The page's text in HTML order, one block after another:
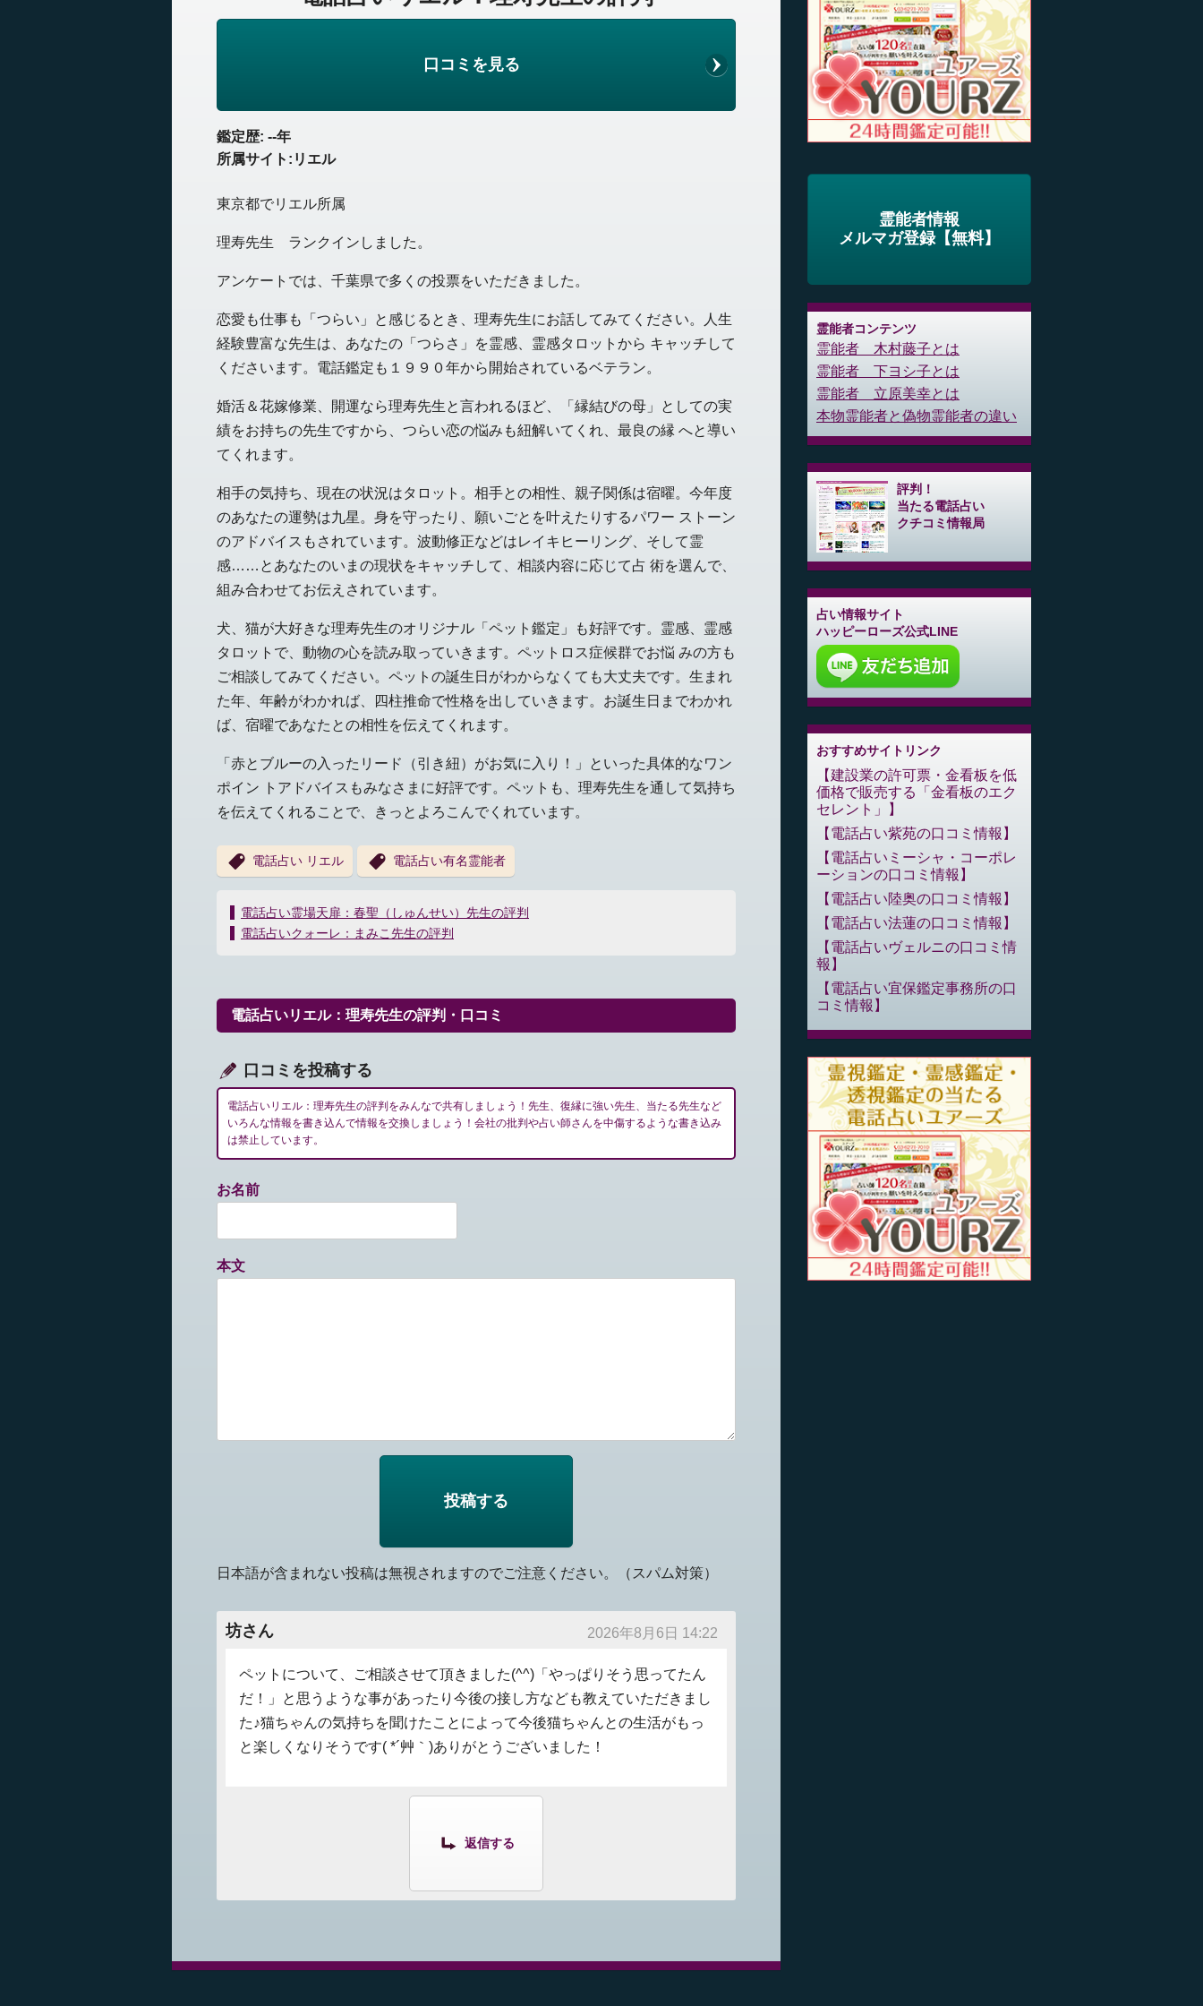
口コミを見る
鑑定歴: --年
所属サイト:リエル
東京都でリエル所属
理寿先生 ランクインしました。
アンケートでは、千葉県で多くの投票をいただきました。
恋愛も仕事も「つらい」と感じるとき、理寿先生にお話してみてください。人生
経験豊富な先生は、あなたの「つらさ」を霊感、霊感タロットから キャッチして
くださいます。電話鑑定も１９９０年から開始されているベテラン。
婚活＆花嫁修業、開運なら理寿先生と言われるほど、「縁結びの母」としての実
績をお持ちの先生ですから、つらい恋の悩みも紐解いてくれ、最良の縁 へと導い
てくれます。
相手の気持ち、現在の状況はタロット。相手との相性、親子関係は宿曜。今年度
のあなたの運勢は九星。身を守ったり、願いごとを叶えたりするパワー ストーン
のアドバイスもされています。波動修正などはレイキヒーリング、そして霊
感……とあなたのいまの現状をキャッチして、相談内容に応じて占 術を選んで、
組み合わせてお伝えされています。
犬、猫が大好きな理寿先生のオリジナル「ペット鑑定」も好評です。霊感、霊感
タロットで、動物の心を読み取っていきます。ペットロス症候群でお悩 みの方も
ご相談してみてください。ペットの誕生日がわからなくても大丈夫です。生まれ
た年、年齢がわかれば、四柱推命で性格を出していきます。お誕生日までわかれ
ば、宿曜であなたとの相性を伝えてくれます。
「赤とブルーの入ったリード（引き紐）がお気に入り！」といった具体的なワン
ポイン トアドバイスもみなさまに好評です。ペットも、理寿先生を通して気持ち
を伝えてくれることで、きっとよろこんでくれています。
電話占い リエル 電話占い有名霊能者
投
稿
ー
シ
ン
電話占い霊場天扉：春聖（しゅんせい）先生の評判
電話占いクォーレ：まみこ先生の評判
電話占いリエル：理寿先生の評判・口コミ
口コミを投稿する
電話占いリエル：理寿先生の評判をみんなで共有しましょう！先生、復縁に強い先生、当たる先生など
いろんな情報を書き込んで情報を交換しましょう！会社の批判や占い師さんを中傷するような書き込み
は禁止しています。
お名前
本文
日本語が含まれない投稿は無視されますのでご注意ください。（スパム対策）
坊さん 2026年8月6日 14:22
ペットについて、ご相談させて頂きました(^^)「やっぱりそう思ってたん
だ！」と思うような事があったり今後の接し方なども教えていただきまし
た♪猫ちゃんの気持ちを聞けたことによって今後猫ちゃんとの生活がもっ
と楽しくなりそうです( *´艸｀)ありがとうございました！
返信する
霊能者情報
メルマガ登録【無料】
霊能者コンテンツ
霊能者 木村藤子とは
霊能者 下ヨシ子とは
霊能者 立原美幸とは
本物霊能者と偽物霊能者の違い
評判！
当たる電話占い
クチコミ情報局
占い情報サイト
ハッピーローズ公式LINE
おすすめサイトリンク
建設業の許可票・金看板を低
価格で販売する「金看板のエク
セレント」
電話占い紫苑の口コミ情報
電話占いミーシャ・コーポレ
ーションの口コミ情報
電話占い陸奥の口コミ情報
電話占い法蓮の口コミ情報
電話占いヴェルニの口コミ情
報
電話占い宜保鑑定事務所の口
コミ情報